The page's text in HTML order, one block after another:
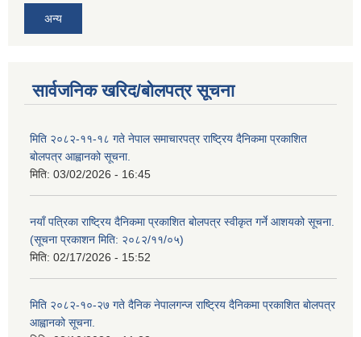
अन्य
सार्वजनिक खरिद/बोलपत्र सूचना
मिति २०८२-११-१८ गते नेपाल समाचारपत्र राष्ट्रिय दैनिकमा प्रकाशित
बोलपत्र आह्वानको सूचना.
मिति: 03/02/2026 - 16:45
नयाँ पत्रिका राष्ट्रिय दैनिकमा प्रकाशित बोलपत्र स्वीकृत गर्ने आशयको सूचना.
(सूचना प्रकाशन मिति: २०८२/११/०५)
मिति: 02/17/2026 - 15:52
मिति २०८२-१०-२७ गते दैनिक नेपालगन्ज राष्ट्रिय दैनिकमा प्रकाशित बोलपत्र
आह्वानको सूचना.